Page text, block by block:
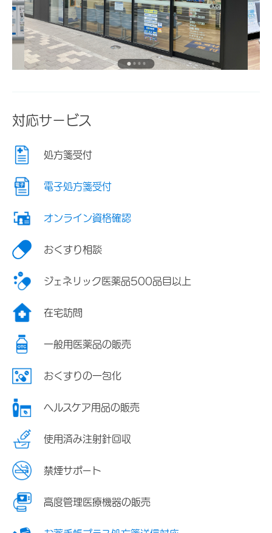
対応サービス
処方箋受付
電子処方箋受付
オンライン資格確認
おくすり相談
ジェネリック医薬品500品目以上
在宅訪問
一般用医薬品の販売
おくすりの一包化
ヘルスケア用品の販売
使用済み注射針回収
禁煙サポート
高度管理医療機器の販売